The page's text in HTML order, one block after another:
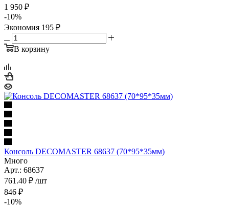
1 950 ₽
-10%
Экономия 195 ₽
В корзину
Консоль DECOMASTER 68637 (70*95*35мм)
Много
Арт.: 68637
761.40 ₽ /шт
846 ₽
-10%